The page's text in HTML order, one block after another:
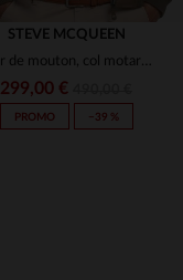
STEVE MCQUEEN
Cuir de mouton, col motard et coupe A2, hommage à Steve McQueen.
299,00 €
PROMO −39 %